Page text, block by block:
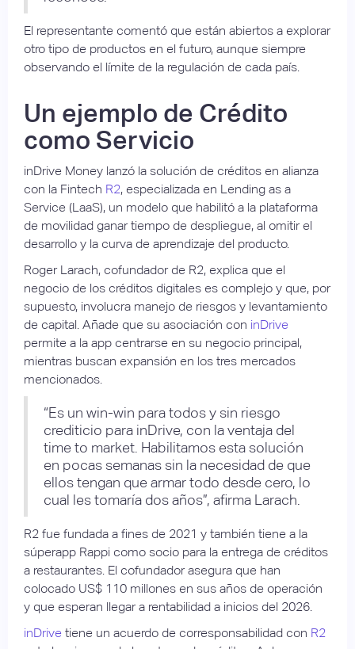
El representante comentó que están abiertos a explorar
otro tipo de productos en el futuro, aunque siempre
observando el límite de la regulación de cada país.
Un ejemplo de Crédito
como Servicio
inDrive Money lanzó la solución de créditos en alianza
con la Fintech R2, especializada en Lending as a
Service (LaaS), un modelo que habilitó a la plataforma
de movilidad ganar tiempo de despliegue, al omitir el
desarrollo y la curva de aprendizaje del producto.
Roger Larach, cofundador de R2, explica que el
negocio de los créditos digitales es complejo y que, por
supuesto, involucra manejo de riesgos y levantamiento
de capital. Añade que su asociación con inDrive
permite a la app centrarse en su negocio principal,
mientras buscan expansión en los tres mercados
mencionados.
“Es un win-win para todos y sin riesgo
crediticio para inDrive, con la ventaja del
time to market. Habilitamos esta solución
en pocas semanas sin la necesidad de que
ellos tengan que armar todo desde cero, lo
cual les tomaría dos años”, afirma Larach.
R2 fue fundada a fines de 2021 y también tiene a la
súperapp Rappi como socio para la entrega de créditos
a restaurantes. El cofundador asegura que han
colocado US$ 110 millones en sus años de operación
y que esperan llegar a rentabilidad a inicios del 2026.
inDrive tiene un acuerdo de corresponsabilidad con R2